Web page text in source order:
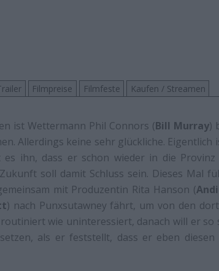
Filmpreise Filmfeste Kaufen / Streamen
ist Wettermann Phil Connors (Bill Murray)
Allerdings keine sehr glückliche. Eigentlich
es ihn, dass er schon wieder in die
soll damit Schluss sein. Dieses Mal
mit Produzentin Rita Hanson (
) nach Punxsutawney fährt, um von den
wie uninteressiert, danach will er so
als er feststellt, dass er eben diesen